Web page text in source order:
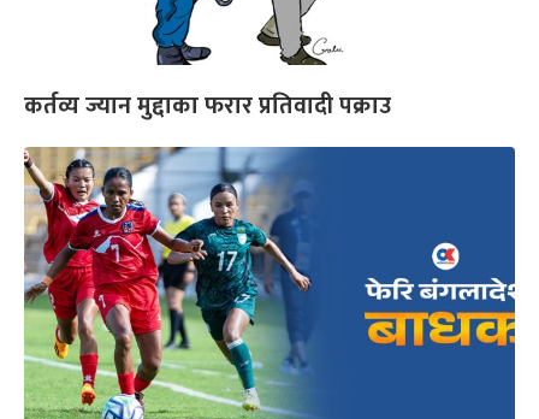
कर्तव्य ज्यान मुद्दाका फरार प्रतिवादी पक्राउ